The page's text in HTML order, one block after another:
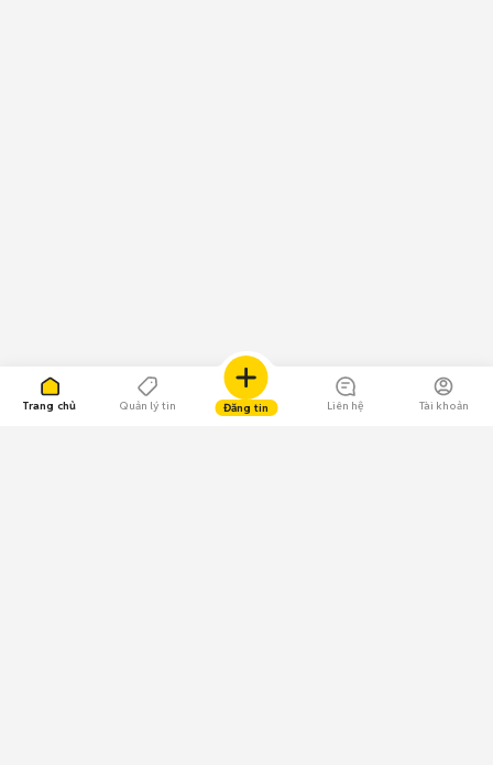
Trang chủ Quản lý tin Đăng tin Liên hệ Tài khoản